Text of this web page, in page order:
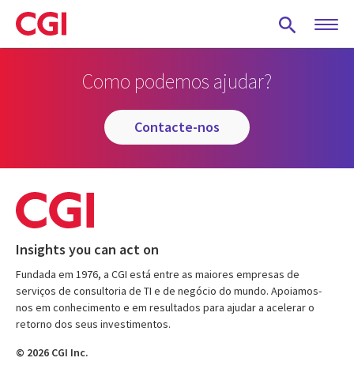
Skip
to
main
Como podemos ajudar?
contacte-nos
Insights you can act on
Fundada em 1976, a CGI está entre as maiores empresas de
serviços de consultoria de TI e de negócio do mundo. Apoiamos-
nos em conhecimento e em resultados para ajudar a acelerar o
retorno dos seus investimentos.
© 2026 CGI Inc.